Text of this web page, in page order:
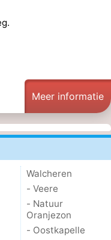
Meer informatie
Walcheren
- Veere
- Natuur
Oranjezon
- Oostkapelle